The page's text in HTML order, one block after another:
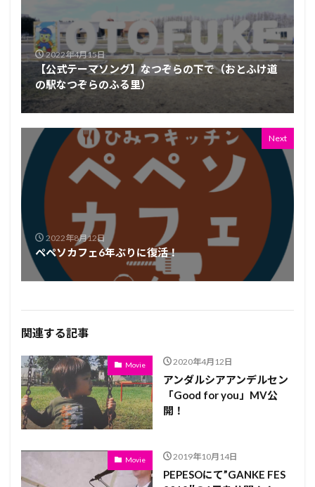
2022年4月15日
【公式テーマソング】なつぞらの下で（おとふけ道
の駅なつぞらのふる里）
Next
2022年8月12日
ペペソカフェ6年ぶりに復活！
関連する記事
Movie 2020年4月12日
アンダルシアアンデルセン
「Good for you」MV公
開！
Movie 2019年10月14日
PEPESOにて”GANKE FES